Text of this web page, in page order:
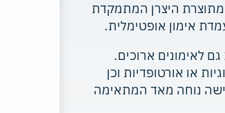
מתוצרת היצרן המתמקדת
אימון אופטימלית.
לאימונים ארוכים.
או אורטופדיות וכן
נוחה מאד המתאימה